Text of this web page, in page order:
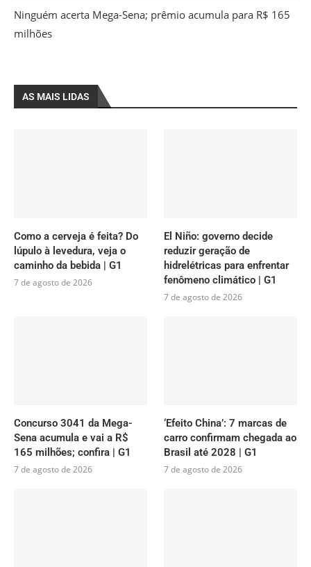
Ninguém acerta Mega-Sena; prêmio acumula para R$ 165
milhões
AS MAIS LIDAS
Como a cerveja é feita? Do
lúpulo à levedura, veja o
caminho da bebida | G1
7 de agosto de 2026
El Niño: governo decide
reduzir geração de
hidrelétricas para enfrentar
fenômeno climático | G1
7 de agosto de 2026
Concurso 3041 da Mega-
Sena acumula e vai a R$
165 milhões; confira | G1
7 de agosto de 2026
‘Efeito China’: 7 marcas de
carro confirmam chegada ao
Brasil até 2028 | G1
7 de agosto de 2026